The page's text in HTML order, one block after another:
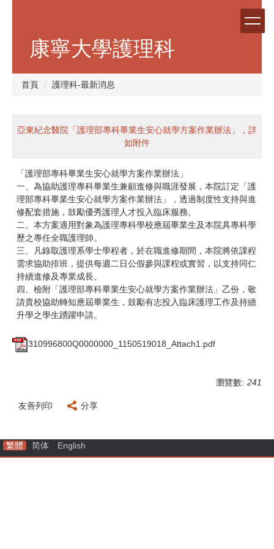
容
康寧大學護理科
首頁 護理科-最新消息
亞東紀念醫院「護理部專科畢業生安心就學方案作業辦法」，詳
如附件
「護理部專科畢業生安心就學方案作業辦法」
一、為協助護理專科畢業生兼顧進修與職涯發展，本院訂定「護
理部專科畢業生安心就學方案作業辦法」，透過制度性支持與進
修配套措施，鼓勵優秀護理人才投入臨床服務。
二、本方案適用對象為護理專科學校應屆畢業生及本院具專科學
歷之專任全職護理師。
三、凡錄取護理系學士學程者，於在職進修期間，本院將依課程
需求協助排班，提供每週二日公假參與課程或實習，以支持同仁
持續進修及專業成長。
四、檢附「護理部專科畢業生安心就學方案作業辦法」乙份，敬
請貴校協助轉知應屆畢業生，鼓勵有志投入臨床護理工作及持續
升學之學生踴躍申請。
310996800Q0000000_1150519018_Attach1.pdf
瀏覽數: 241
友善列印 分享
繁體 简体 English